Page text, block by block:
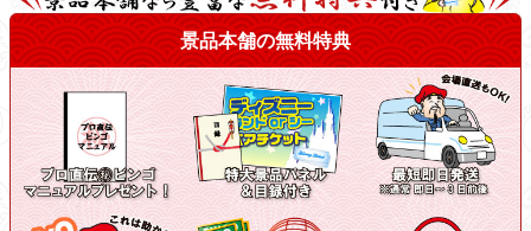
景品本舗の無料特典